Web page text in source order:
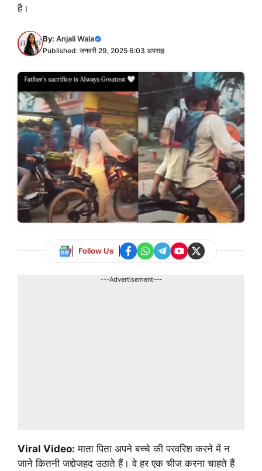
है।
By: Anjali Wala
Published: जनवरी 29, 2025 6:03 अपराह्न
Follow Us
---Advertisement---
Viral Video: माता पिता अपने बच्चे की परवरिश करने में न
जाने कितनी जद्दोजहद उठाते हैं। वे हर एक चीज करना चाहते हैं